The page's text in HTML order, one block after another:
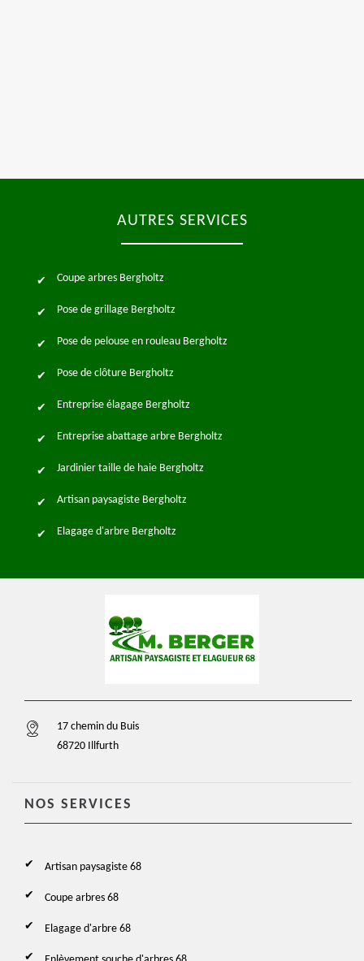
AUTRES SERVICES
Coupe arbres Bergholtz
Pose de grillage Bergholtz
Pose de pelouse en rouleau Bergholtz
Pose de clôture Bergholtz
Entreprise élagage Bergholtz
Entreprise abattage arbre Bergholtz
Jardinier taille de haie Bergholtz
Artisan paysagiste Bergholtz
Elagage d'arbre Bergholtz
17 chemin du Buis
68720 Illfurth
NOS SERVICES
Artisan paysagiste 68
Coupe arbres 68
Elagage d'arbre 68